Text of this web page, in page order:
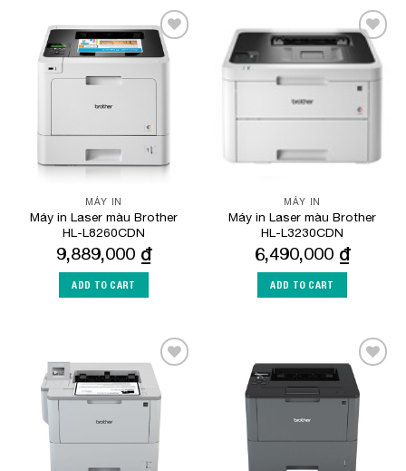
Add to
Wishlist
MÁY IN
Máy in Laser màu Brother
HL-L8260CDN
9,889,000 ₫
ADD TO CART
Add to
Wishlist
MÁY IN
Máy in Laser màu Brother
HL-L3230CDN
6,490,000 ₫
ADD TO CART
Add to
Wishlist
Add to
Wishlist